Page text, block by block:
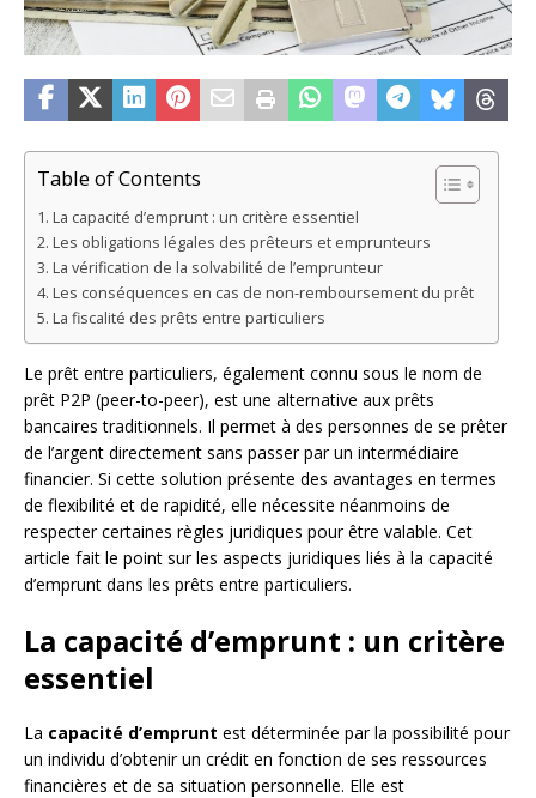
Table of Contents
La capacité d’emprunt : un critère essentiel
Les obligations légales des prêteurs et emprunteurs
La vérification de la solvabilité de l’emprunteur
Les conséquences en cas de non-remboursement du prêt
La fiscalité des prêts entre particuliers
Le prêt entre particuliers, également connu sous le nom de
prêt P2P (peer-to-peer), est une alternative aux prêts
bancaires traditionnels. Il permet à des personnes de se prêter
de l’argent directement sans passer par un intermédiaire
financier. Si cette solution présente des avantages en termes
de flexibilité et de rapidité, elle nécessite néanmoins de
respecter certaines règles juridiques pour être valable. Cet
article fait le point sur les aspects juridiques liés à la capacité
d’emprunt dans les prêts entre particuliers.
La capacité d’emprunt : un critère
essentiel
La capacité d’emprunt est déterminée par la possibilité pour
un individu d’obtenir un crédit en fonction de ses ressources
financières et de sa situation personnelle. Elle est